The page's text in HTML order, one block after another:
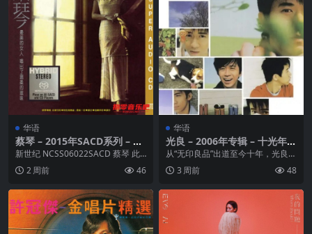
华语
蔡琴 – 2015年SACD系列 – 此
情可待 Dsf
新世纪 NCSS06022SACD 蔡琴 此
情可待 最美的女人 唱出了温柔的滋
味...2 周前 46
华语
光良 – 2006年专辑 – 十光年C
D1 Flac
从“无印良品”出道至今十年，光良在
2006年精选专辑《十光年》收录28
首精选歌曲...
3 周前 48